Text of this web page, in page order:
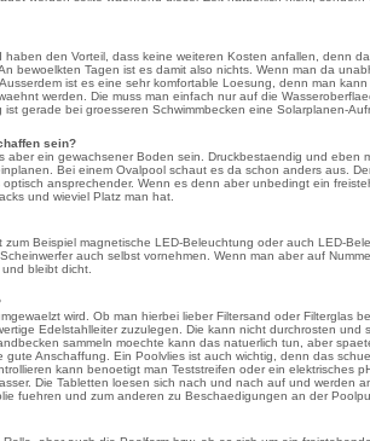
den Vorteil, dass keine weiteren Kosten anfallen, denn
bewoelkten Tagen ist es damit also nichts. Wenn man da
ist es eine sehr komfortable Loesung, denn man
werden. Die muss man einfach nur auf die
gerade bei groesseren Schwimmbecken eine Solarplanen-
sein?
ein gewachsener Boden sein. Druckbestaendig und eben
Bei einem Ovalpool schaut es da schon anders aus.
ansprechender. Wenn es denn aber unbedingt ein
und wieviel Platz man hat.
Beispiel magnetische LED-Beleuchtung oder auch LED-
auch selbst vornehmen. Wenn man aber auf
bleibt dicht.
wird. Ob man hierbei lieber Filtersand oder Filterglas
Edelstahlleiter zuzulegen. Die kann nicht durchrosten und
sammeln moechte kann das natuerlich tun, aber
Anschaffung. Ein Poolvlies ist auch wichtig, denn das
kann benoetigt man Teststreifen oder ein elektrisches
Die Tabletten loesen sich nach und nach auf und werden
fuehren und zum anderen zu Beschaedigungen an der